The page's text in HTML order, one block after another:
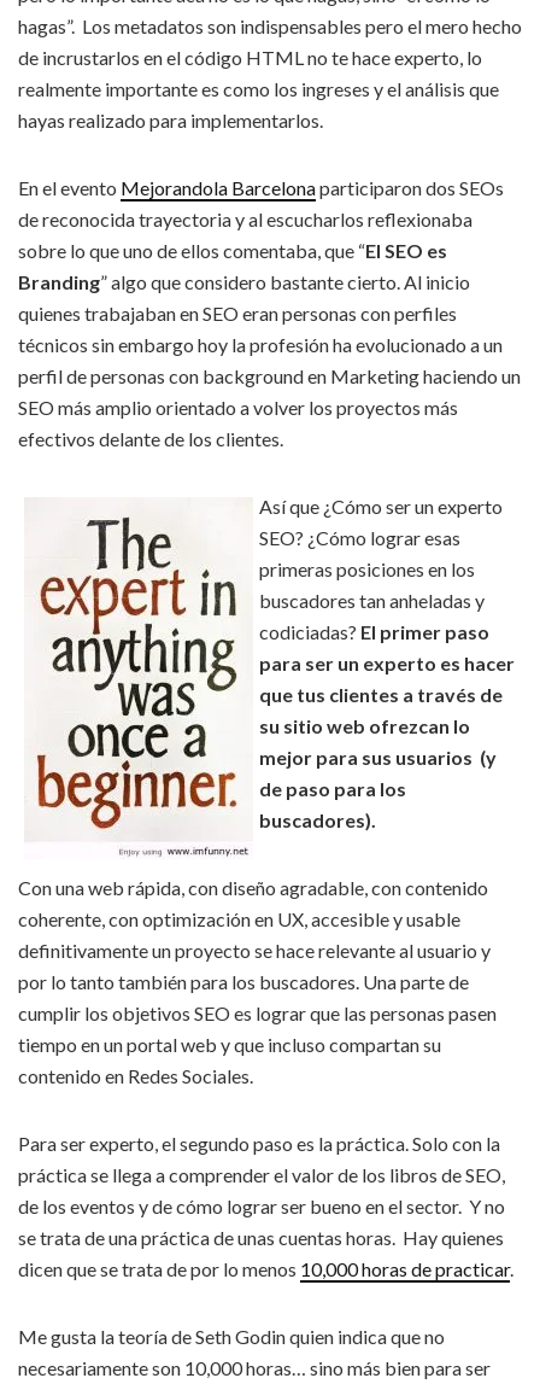
hagas”. Los metadatos son indispensables pero el mero hecho
de incrustarlos en el código HTML no te hace experto, lo
realmente importante es como los ingreses y el análisis que
hayas realizado para implementarlos.
En el evento Mejorandola Barcelonaparticiparon dos SEOs
de reconocida trayectoria y al escucharlos reflexionaba
sobre lo que uno de ellos comentaba, que “El SEO es
Branding” algo que considero bastante cierto. Al inicio
quienes trabajaban en SEO eran personas con perfiles
técnicos sin embargo hoy la profesión ha evolucionado a un
perfil de personas con background en Marketing haciendo un
SEO más amplio orientado a volver los proyectos más
efectivos delante de los clientes.
Así que ¿Cómo ser un experto
SEO? ¿Cómo lograr esas
primeras posiciones en los
buscadores tan anheladas y
codiciadas? El primer paso
para ser un experto es hacer
que tus clientes a través de
su sitio web ofrezcan lo
mejor para sus usuarios (y
de paso para los
buscadores).
Con una web rápida, con diseño agradable, con contenido
coherente, con optimización en UX, accesible y usable
definitivamente un proyecto se hace relevante al usuario y
por lo tanto también para los buscadores. Una parte de
cumplir los objetivos SEO es lograr que las personas pasen
tiempo en un portal web y que incluso compartan su
contenido en Redes Sociales.
Para ser experto, el segundo paso es la práctica. Solo con la
práctica se llega a comprender el valor de los libros de SEO,
de los eventos y de cómo lograr ser bueno en el sector. Y no
se trata de una práctica de unas cuentas horas. Hay quienes
dicen que se trata de por lo menos 10,000 horas de practicar.
Me gusta la teoría de Seth Godin quien indica que no
necesariamente son 10,000 horas… sino más bien para ser